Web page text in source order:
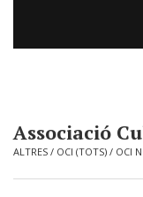
Associació
ALTRES / OCI (TOTS) / OCI